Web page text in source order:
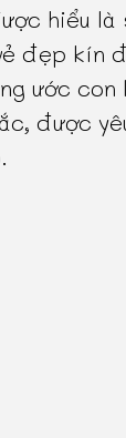
hiểu là
đẹp kín
ước
được